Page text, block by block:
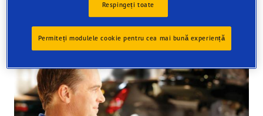
anvelope, pentru ca acesta să vă poată oferi cele mai
bune sfaturi:
Respingeți toate
Permiteți modulele cookie pentru cea mai bună experiență